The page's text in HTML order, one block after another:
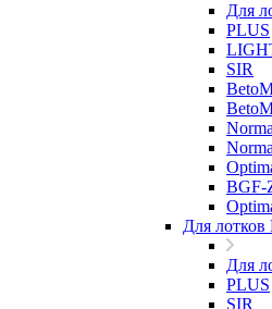
Для
PLUS
SIR
Norma
BGF-
Для лотков
Для
PLUS
SIR